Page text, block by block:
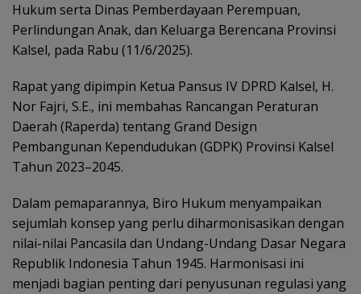
Hukum serta Dinas Pemberdayaan Perempuan,
Perlindungan Anak, dan Keluarga Berencana Provinsi
Kalsel, pada Rabu (11/6/2025).
Rapat yang dipimpin Ketua Pansus IV DPRD Kalsel, H.
Nor Fajri, S.E., ini membahas Rancangan Peraturan
Daerah (Raperda) tentang Grand Design
Pembangunan Kependudukan (GDPK) Provinsi Kalsel
Tahun 2023–2045.
Dalam pemaparannya, Biro Hukum menyampaikan
sejumlah konsep yang perlu diharmonisasikan dengan
nilai-nilai Pancasila dan Undang-Undang Dasar Negara
Republik Indonesia Tahun 1945. Harmonisasi ini
menjadi bagian penting dari penyusunan regulasi yang